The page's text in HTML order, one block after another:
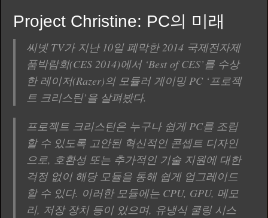
Project Christine: PC의 미래
씨넷 TV가 지난 10일 폐막한 2014 국제전자제
품박람회(CES 2014)에서 ‘Best of CES’를 수상
한 레이저(Razer)의 모듈러 게이밍 PC ‘프로젝
트 크리스틴’을 살펴봤다.
프로젝트 크리스틴은 누구나 쉽게 PC를 조립
할 수 있도록 고안된 혁신적인 콘셉트 디자인
으로, 호환성 또는 추가적인 기술 지원에 대한
걱정 없이 해당 모듈을 통해 쉽게 업그레이드
할 수 있다. 이러한 모듈에는 CPU, GPU, 메모
리, 저장 장치 등이 있으며, 유냉식 쿨링 시스